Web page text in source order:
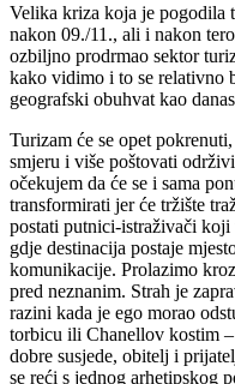
Velika kriza koja je pogodila
nakon 09./11., ali i nakon
ozbiljno prodrmao sektor
kako vidimo i to se relativno
geografski obuhvat kao
Turizam će se opet
smjeru i više poštovati
očekujem da će se i sama
transformirati jer će tržište
postati putnici-istraživači
gdje destinacija postaje
komunikacije. Prolazimo
pred neznanim. Strah je
razini kada je ego morao
torbicu ili Chanellov kostim
dobre susjede, obitelj i
se reći s jednog arhetipskog